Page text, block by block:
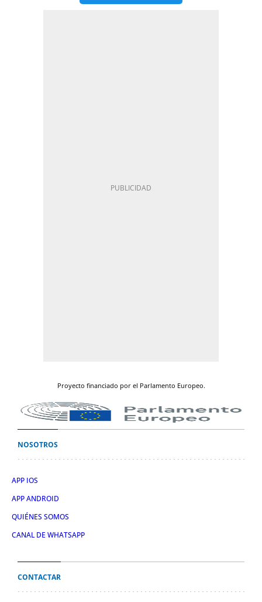
Proyecto financiado por el Parlamento Europeo.
NOSOTROS
APP IOS
APP ANDROID
QUIÉNES SOMOS
CANAL DE WHATSAPP
CONTACTAR